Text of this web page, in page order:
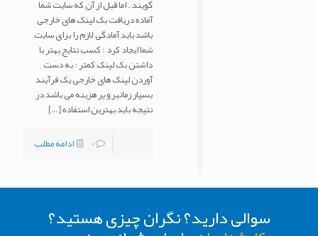
گویند . اما قبل از آن که سایت شما
آماده دریافت بک لینک های خارجی
باشد باید آمادگی لازم را برای سایت
شما ایجاد کرد : کسب نتایج بهتر با
داشتن بک لینک کمتر : به دست
آوردن لینک های خارجی یک فرآیند
بسیار زمانبر و پر هزینه می باشد در
نتیجه باید بهترین استفاده[…]
0
ادامه مطلب
سوالی دارید؟ نگران چیزی هستید؟